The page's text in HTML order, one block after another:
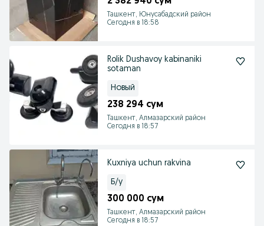
Ташкент, Юнусабадский район
Сегодня в 18:58
Rolik Dushavoy kabinaniki
sotaman
Новый
238 294 сум
Ташкент, Алмазарский район
Сегодня в 18:57
Kuxniya uchun rakvina
Б/у
300 000 сум
Ташкент, Алмазарский район
Сегодня в 18:57